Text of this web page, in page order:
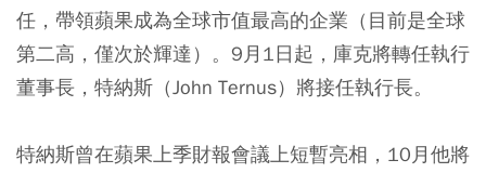
任，帶領蘋果成為全球市值最高的企業（目前是全球
第二高，僅次於輝達）。9月1日起，庫克將轉任執行
董事長，特納斯（John Ternus）將接任執行長。
特納斯曾在蘋果上季財報會議上短暫亮相，10月他將